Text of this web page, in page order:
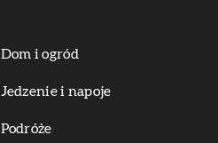
Dom i ogród
Jedzenie i napoje
Podróże